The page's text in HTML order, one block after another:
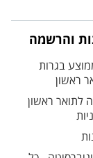
והרשמה
בגרות
ראשון
לתואר ראשון